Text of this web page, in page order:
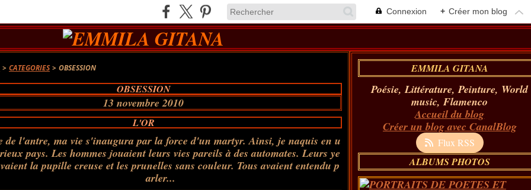
Connexion + Créer mon blog
> CATEGORIES > OBSESSION
OBSESSION
13 novembre 2010
L'OR
de l'antre, ma vie s'inaugura par la force d'un martyr. Ainsi, je naquis en u
pays. Les hommes jouaient leurs vies pareils à des automates. Leurs ye
la pupille creuse et les prunelles sans couleur. Tous avaient entendu p
arler...
EMMILA GITANA
Poésie, Littérature, Peinture, World
music, Flamenco
Accueil du blog
Créer un blog avec CanalBlog
Flux RSS
ALBUMS PHOTOS